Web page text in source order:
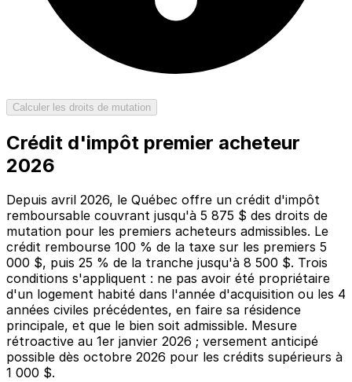
Calculer les droits de mutation
Crédit d'impôt premier acheteur
2026
Depuis avril 2026, le Québec offre un crédit d'impôt
remboursable couvrant jusqu'à 5 875 $ des droits de
mutation pour les premiers acheteurs admissibles. Le
crédit rembourse 100 % de la taxe sur les premiers 5
000 $, puis 25 % de la tranche jusqu'à 8 500 $. Trois
conditions s'appliquent : ne pas avoir été propriétaire
d'un logement habité dans l'année d'acquisition ou les 4
années civiles précédentes, en faire sa résidence
principale, et que le bien soit admissible. Mesure
rétroactive au 1er janvier 2026 ; versement anticipé
possible dès octobre 2026 pour les crédits supérieurs à
1 000 $.